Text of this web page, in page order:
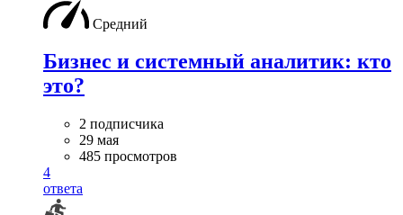
Средний
Бизнес и системный аналитик: кто
это?
2 подписчика
29 мая
485 просмотров
4
ответа